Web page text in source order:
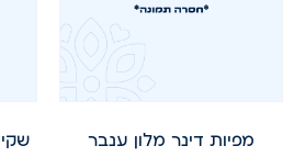
מפיות דינר מלון ענבר